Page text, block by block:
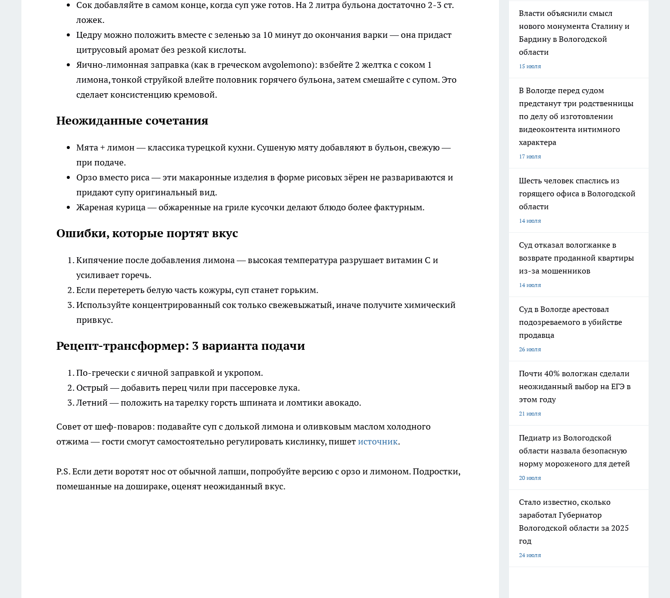
Сок добавляйте в самом конце, когда суп уже готов. На 2 литра бульона достаточно 2-3 ст.
ложек.
Цедру можно положить вместе с зеленью за 10 минут до окончания варки — она придаст
цитрусовый аромат без резкой кислоты.
Яично-лимонная заправка (как в греческом avgolemono): взбейте 2 желтка с соком 1
лимона, тонкой струйкой влейте половник горячего бульона, затем смешайте с супом. Это
сделает консистенцию кремовой.
Неожиданные сочетания
Мята + лимон — классика турецкой кухни. Сушеную мяту добавляют в бульон, свежую —
при подаче.
Орзо вместо риса — эти макаронные изделия в форме рисовых зёрен не развариваются и
придают супу оригинальный вид.
Жареная курица — обжаренные на гриле кусочки делают блюдо более фактурным.
Ошибки, которые портят вкус
Кипячение после добавления лимона — высокая температура разрушает витамин С и
усиливает горечь.
Если перетереть белую часть кожуры, суп станет горьким.
Используйте концентрированный сок только свежевыжатый, иначе получите химический
привкус.
Рецепт-трансформер: 3 варианта подачи
По-гречески с яичной заправкой и укропом.
Острый — добавить перец чили при пассеровке лука.
Летний — положить на тарелку горсть шпината и ломтики авокадо.
Совет от шеф-поваров: подавайте суп с долькой лимона и оливковым маслом холодного
отжима — гости смогут самостоятельно регулировать кислинку, пишетисточник.
P.S. Если дети воротят нос от обычной лапши, попробуйте версию с орзо и лимоном. Подростки,
помешанные на дошираке, оценят неожиданный вкус.
Власти объяснили смысл
нового монумента Сталину и
Бардину в Вологодской
области
15 июля
В Вологде перед судом
предстанут три родственницы
по делу об изготовлении
видеоконтента интимного
характера
17 июля
Шесть человек спаслись из
горящего офиса в Вологодской
области
14 июля
Суд отказал вологжанке в
возврате проданной квартиры
из-за мошенников
14 июля
Суд в Вологде арестовал
подозреваемого в убийстве
продавца
26 июля
Почти 40% вологжан сделали
неожиданный выбор на ЕГЭ в
этом году
21 июля
Педиатр из Вологодской
области назвала безопасную
норму мороженого для детей
20 июля
Стало известно, сколько
заработал Губернатор
Вологодской области за 2025
год
24 июля